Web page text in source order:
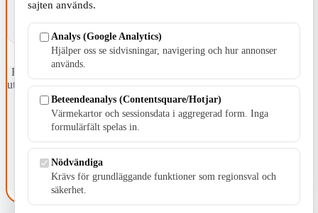
Fristående webbtidningsföretag grundat 1991 som sedan 2002 ger
ut tidningen Skillingaryd.nu och 2010 lanserades Värnamo.nu. Från
april 2026 omfattar Skillingaryd.nu tre kommuner: Gnosjö,
Värnamo och Vaggeryds kommun.
Kontakta oss
E-post: redaktionen@skillingaryd.nu
Postadress: Gisslaköp 1, 568 92 Skillingaryd
Kakinställningar
sajten används.
Analys (Google Analytics)
Hjälper oss se sidvisningar, navigering och hur annonser
används.
Beteendeanalys (Contentsquare/Hotjar)
Värmekartor och sessionsdata i aggregerad form. Inga
formulärfält spelas in.
Nödvändiga
Krävs för grundläggande funktioner som regionsval och
säkerhet.